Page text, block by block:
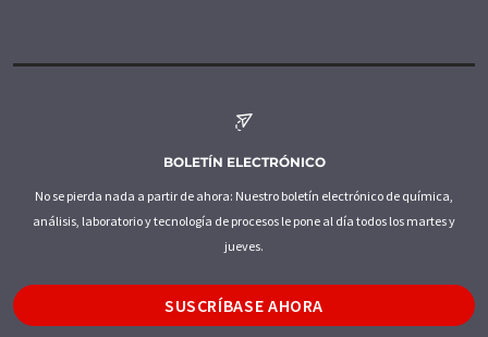
BOLETÍN ELECTRÓNICO
No se pierda nada a partir de ahora: Nuestro boletín electrónico de química,
análisis, laboratorio y tecnología de procesos le pone al día todos los martes y
jueves.
SUSCRÍBASE AHORA